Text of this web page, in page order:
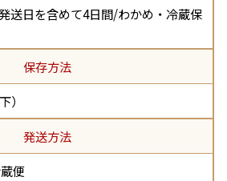
送日を含めて4日間/わかめ・冷蔵保
保存方法
）
発送方法
便